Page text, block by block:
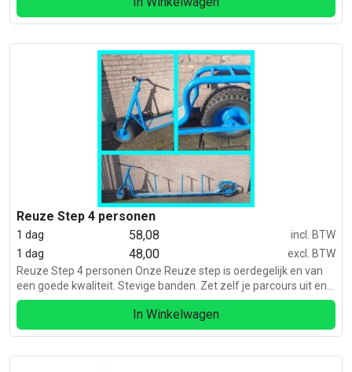
Reuze Step 4 personen
1 dag 58,08
incl. BTW
1 dag
48,00
excl. BTW
Reuze Step 4 personen Onze Reuze step is oerdegelijk en van
een goede kwaliteit. Stevige banden. Zet zelf je parcours uit en
dag de anderen uit. Geschikt voor kinderen vanaf 12 jaar en
In Winkelwagen